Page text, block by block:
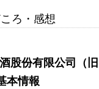
ろ・感想
股份有限公司（
本情報